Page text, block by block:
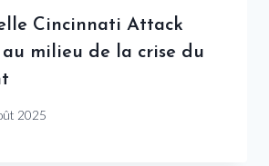
Cincinnati Attack
milieu de la crise du
2025